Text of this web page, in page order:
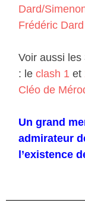
Dard/
Frédéric
Voir aussi
: leclash 1 et
Cléo de
Un grand
admirateur
l’existence